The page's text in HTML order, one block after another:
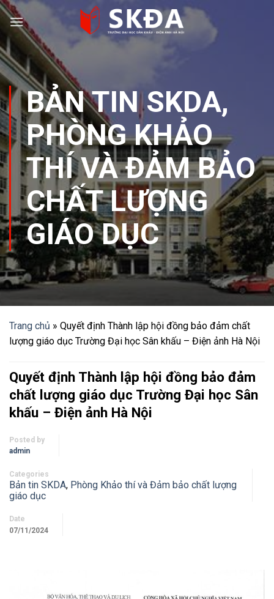
Skip
content
BẢN TIN SKDA,
PHÒNG KHẢO
THÍ VÀ ĐẢM BẢO
CHẤT LƯỢNG
GIÁO DỤC
Trang chủ » Quyết định Thành lập hội đồng bảo đảm chất
lượng giáo dục Trường Đại học Sân khấu – Điện ảnh Hà Nội
Quyết định Thành lập hội đồng bảo đảm
chất lượng giáo dục Trường Đại học Sân
khấu – Điện ảnh Hà Nội
Posted by
admin
Categories
Bản tin SKDA, Phòng Khảo thí và Đảm bảo chất lượng
giáo dục
Date
07/11/2024